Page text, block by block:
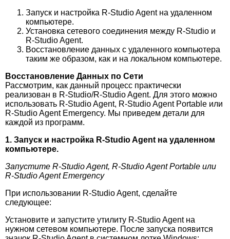
Запуск и настройка R-Studio Agent на удаленном
компьютере.
Установка сетевого соединения между R-Studio и
R-Studio Agent.
Восстановление данных с удаленного компьютера
таким же образом, как и на локальном компьютере.
Восстановление Данных по Сети
Рассмотрим, как данный процесс практически
реализован в R-Studio/R-Studio Agent. Для этого можно
использовать R-Studio Agent, R-Studio Agent Portable или
R-Studio Agent Emergency. Мы приведем детали для
каждой из программ.
1. Запуск и настройка R-Studio Agent на удаленном
компьютере.
Запустите R-Studio Agent, R-Studio Agent Portable или
R-Studio Agent Emergency
При использовании R-Studio Agent, сделайте
следующее:
Установите и запустите утилиту R-Studio Agent на
нужном сетевом компьютере. После запуска появится